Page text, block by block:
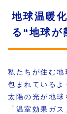
地球温暖
る“地球が
私たちが住む
包まれているよ
太陽の光が地
「温室効果ガ